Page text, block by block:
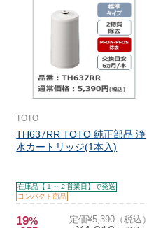
TOTO
TH637RR TOTO 純正部品 浄
水カートリッジ(1本入)
在庫品【１～２営業日】で発送
コンパクト商品
19% 定価¥5,390（税込）